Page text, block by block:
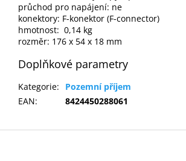
průchod pro napájení: ne
konektory: F-konektor (F-connector)
hmotnost: 0,14 kg
rozměr: 176 x 54 x 18 mm
Doplňkové parametry
Kategorie:
Pozemní příjem
EAN: 8424450288061
Z